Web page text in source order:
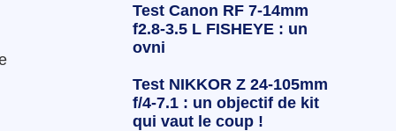
Test Canon RF 7-14mm
f2.8-3.5 L FISHEYE : un
ovni
Test NIKKOR Z 24-105mm
f/4-7.1 : un objectif de kit
qui vaut le coup !